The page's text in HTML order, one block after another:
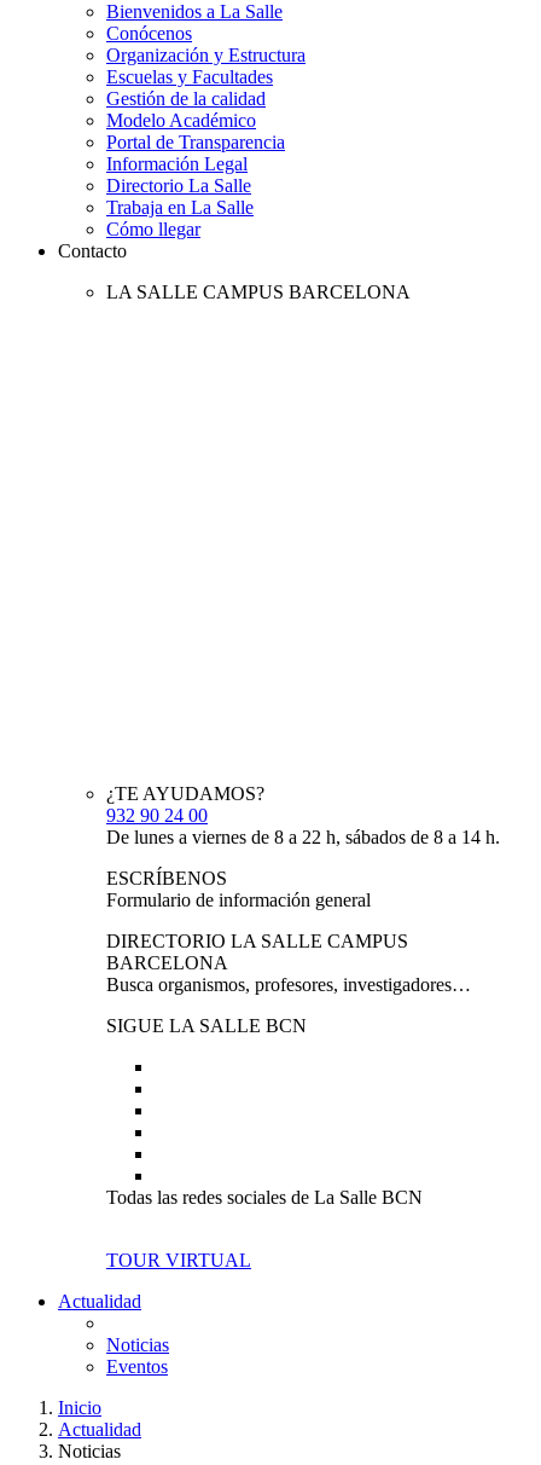
Bienvenidos a La Salle
Conócenos
Organización y Estructura
Escuelas y Facultades
Gestión de la calidad
Modelo Académico
Portal de Transparencia
Información Legal
Directorio La Salle
Trabaja en La Salle
Cómo llegar
Contacto
LA SALLE CAMPUS BARCELONA
¿TE AYUDAMOS?
932 90 24 00
De lunes a viernes de 8 a 22 h, sábados de 8 a 14 h.
ESCRÍBENOS
Formulario de información general
DIRECTORIO LA SALLE CAMPUS
BARCELONA
Busca organismos, profesores, investigadores…
SIGUE LA SALLE BCN
Todas las redes sociales de La Salle BCN
TOUR VIRTUAL
Actualidad
Noticias
Eventos
Inicio
Actualidad
Noticias